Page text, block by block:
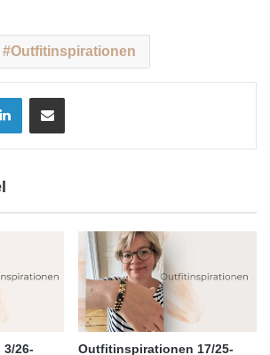
Outfitinspirationen
LinkedInTeile per E-Mail
26-
Outfitinspirationen 17/25-